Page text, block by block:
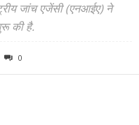
जांच एजेंसी (एनआईए) ने
की है.
0